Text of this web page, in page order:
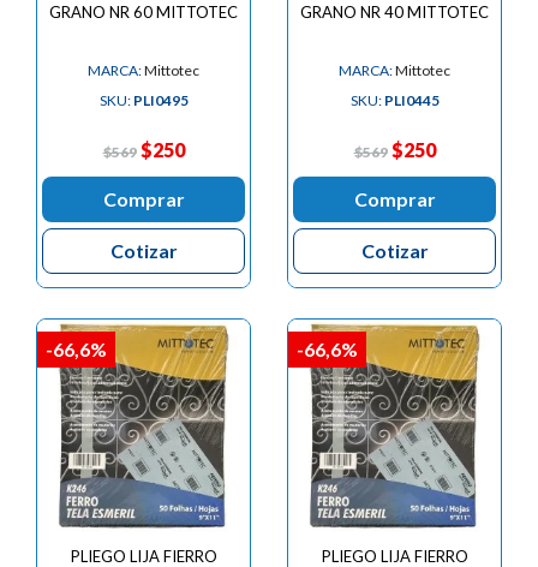
GRANO NR 60 MITTOTEC
MARCA:Mittotec
SKU: PLI0495
$569 $250
Comprar
Cotizar
GRANO NR 40 MITTOTEC
MARCA:Mittotec
SKU: PLI0445
$569 $250
Comprar
Cotizar
PLIEGO LIJA FIERRO
-66,6%
PLIEGO LIJA FIERRO
-66,6%